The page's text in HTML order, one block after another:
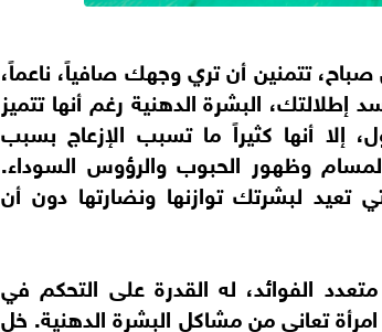
تتمنين أن تري وجهك صافياً، ناعماً،
إطلالتك، البشرة الدهنية رغم أنها تتميز
إلا أنها كثيراً ما تسبب الإزعاج بسبب
المسام وظهور الحبوب والرؤوس السوداء.
تعيد لبشرتك توازنها ونضارتها دون أن
الفوائد، له القدرة على التحكم في
تعاني من مشاكل البشرة الدهنية. خل